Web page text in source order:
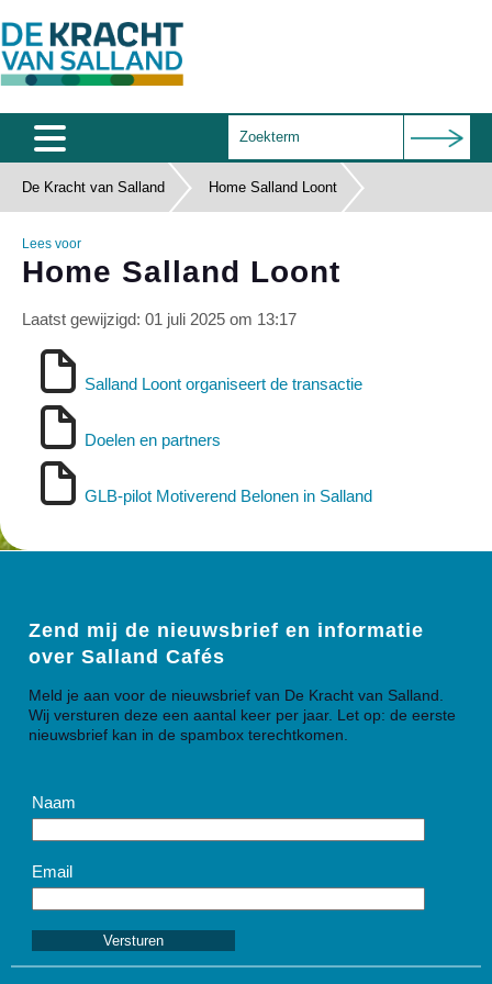
Home
Salland Café
Wie zijn wij
Documenten
De Kracht van Salland Home Salland Loont
Lees voor
Home Salland Loont
Laatst gewijzigd: 01 juli 2025 om 13:17
Salland Loont organiseert de transactie
Doelen en partners
GLB-pilot Motiverend Belonen in Salland
Zend mij de nieuwsbrief en informatie
over Salland Cafés
Meld je aan voor de nieuwsbrief van De Kracht van Salland.
Wij versturen deze een aantal keer per jaar. Let op: de eerste
nieuwsbrief kan in de spambox terechtkomen.
Naam
Email